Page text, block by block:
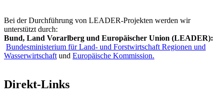
Bei der Durchführung von LEADER-Projekten werden wir
unterstützt durch:
Bund, Land Vorarlberg und Europäischer Union (LEADER):
Bundesministerium für Land- und Forstwirtschaft Regionen und
Wasserwirtschaft und Europäische Kommission.
Direkt-Links